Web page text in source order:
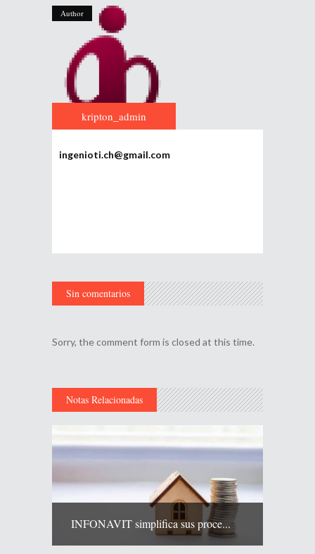
Author
kripton_admin
ingenioti.ch@gmail.com
Sin comentarios
Sorry, the comment form is closed at this time.
Notas Relacionadas
INFONAVIT simplifica sus proce...